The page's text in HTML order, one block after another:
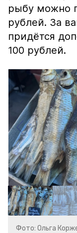
рыбу можно
рублей. За
придётся
100 рублей.
Фото: Ольга